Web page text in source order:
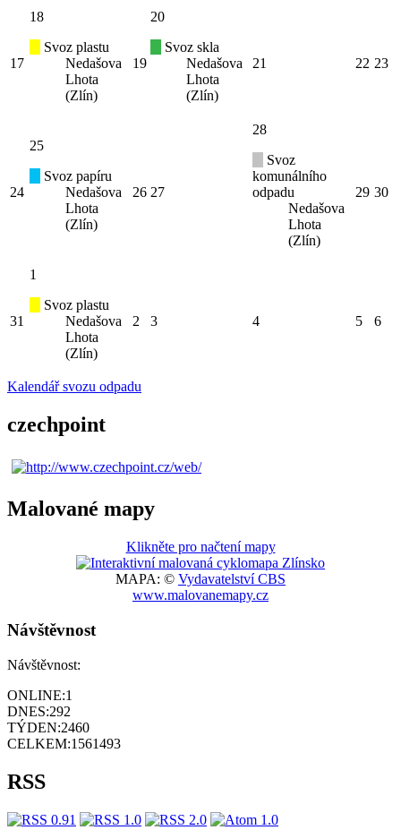
17
18
Svoz plastu
Nedašova
Lhota
(Zlín)
19
20
Svoz skla
Nedašova
Lhota
(Zlín)
21 22 23
24
25
Svoz papíru
Nedašova
Lhota
(Zlín)
26 27
28
Svoz
komunálního
odpadu
Nedašova
Lhota
(Zlín)
29 30
31
1
Svoz plastu
Nedašova
Lhota
(Zlín)
2 3 4 5 6
Kalendář svozu odpadu
czechpoint
Malované mapy
Klikněte pro načtení mapy
MAPA: © Vydavatelství CBS
www.malovanemapy.cz
Návštěvnost
Návštěvnost:
ONLINE:1
DNES:292
TÝDEN:2460
CELKEM:1561493
RSS